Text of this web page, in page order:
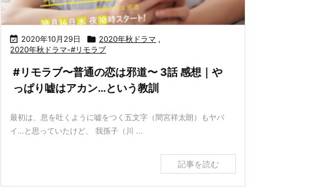
 2020年10月29日  2020年秋ドラマ ,
2020年秋ドラマ-#リモラブ
#リモラブ〜普通の恋は邪道〜 3話 感想｜や
っぱり嘘はアカン…という教訓
最初は、息を吐くように嘘をつく五文字（間宮祥太朗）もヤバ
イ…と思っていたけど、 我孫子（川 ...
記事を読む